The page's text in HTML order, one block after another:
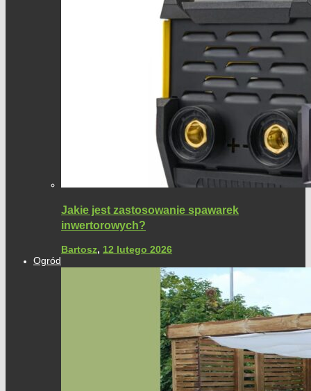
Jakie jest zastosowanie spawarek
inwertorowych?
Bartosz, 12 lutego 2026
Ogród